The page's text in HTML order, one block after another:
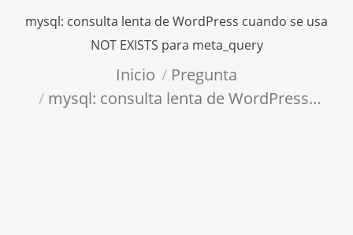
mysql: consulta lenta de WordPress cuando se usa
NOT EXISTS para meta_query
Inicio
Pregunta
mysql: consulta lenta de WordPress…